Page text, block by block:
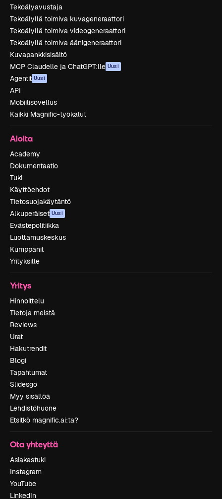
Tekoälyavustaja
Tekoälyllä toimiva kuvageneraattori
Tekoälyllä toimiva videogeneraattori
Tekoälyllä toimiva äänigeneraattori
Kuvapankkisisältö
MCP Claudelle ja ChatGPT:lle Uusi
Agentit Uusi
API
Mobiilisovellus
Kaikki Magnific-työkalut
Aloita
Academy
Dokumentaatio
Tuki
Käyttöehdot
Tietosuojakäytäntö
Alkuperäiset Uusi
Evästepolitiikka
Luottamuskeskus
Kumppanit
Yrityksille
Yritys
Hinnoittelu
Tietoja meistä
Reviews
Urat
Hakutrendit
Blogi
Tapahtumat
Slidesgo
Myy sisältöä
Lehdistöhuone
Etsitkö magnific.ai:ta?
Ota yhteyttä
Asiakastuki
Instagram
YouTube
LinkedIn